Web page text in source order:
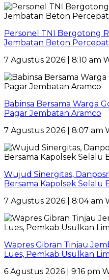
Personel TNI Bergotong
Jembatan Beton Percepat
7 Agustus 2026 | 8:10 am
Babinsa Bersama Warga
Pagar Jembatan Aramco
7 Agustus 2026 | 8:07 am
Wujud Sinergitas,
Bersama Kapolsek Selalu
7 Agustus 2026 | 8:04 am
Wapres Gibran Tinjau
Lues, Pemkab Usulkan
6 Agustus 2026 | 9:16 pm